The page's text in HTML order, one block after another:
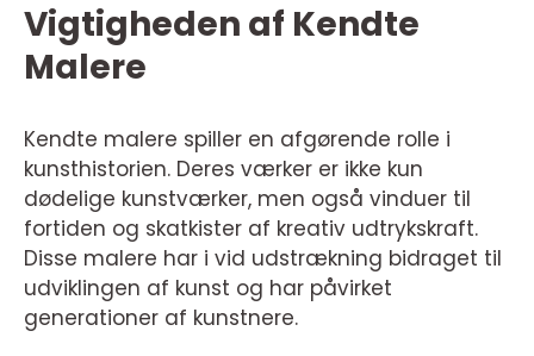
Vigtigheden af Kendte
Malere
Kendte malere spiller en afgørende rolle i
kunsthistorien. Deres værker er ikke kun
dødelige kunstværker, men også vinduer til
fortiden og skatkister af kreativ udtrykskraft.
Disse malere har i vid udstrækning bidraget til
udviklingen af kunst og har påvirket
generationer af kunstnere.